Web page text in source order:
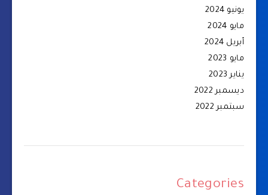
يونيو 2024
مايو 2024
أبريل 2024
مايو 2023
يناير 2023
ديسمبر 2022
سبتمبر 2022
Categories